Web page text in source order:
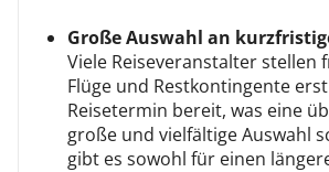
Große Auswahl an
Viele Reiseveranstalter stellen
Flüge und Restkontingente
Reisetermin bereit, was eine
große und vielfältige Auswahl
gibt es sowohl für einen